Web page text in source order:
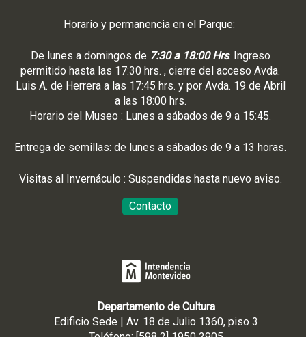
Horario y permanencia en el Parque:
De lunes a domingos de 7:30 a 18:00 Hrs. Ingreso
permitido hasta las 17:30 hrs. , cierre del acceso Avda.
Luis A. de Herrera a las 17:45 hrs. y por Avda. 19 de Abril
a las 18:00 hrs.
Horario del Museo : Lunes a sábados de 9 a 15:45.
Entrega de semillas: de lunes a sábados de 9 a 13 horas.
Visitas al Invernáculo : Suspendidas hasta nuevo aviso.
Contacto
Departamento de Cultura
Edificio Sede | Av. 18 de Julio 1360, piso 3